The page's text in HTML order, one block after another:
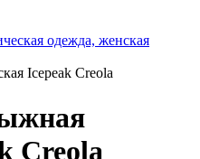
одежда, женская
Icepeak Creola
Creola